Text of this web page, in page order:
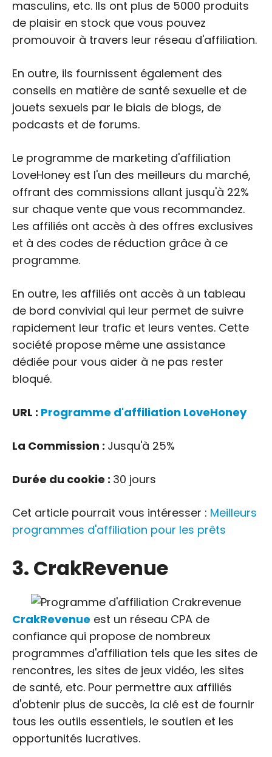
masculins, etc. Ils ont plus de 5000 produits
de plaisir en stock que vous pouvez
promouvoir à travers leur réseau d'affiliation.
En outre, ils fournissent également des
conseils en matière de santé sexuelle et de
jouets sexuels par le biais de blogs, de
podcasts et de forums.
Le programme de marketing d'affiliation
LoveHoney est l'un des meilleurs du marché,
offrant des commissions allant jusqu'à 22%
sur chaque vente que vous recommandez.
Les affiliés ont accès à des offres exclusives
et à des codes de réduction grâce à ce
programme.
En outre, les affiliés ont accès à un tableau
de bord convivial qui leur permet de suivre
rapidement leur trafic et leurs ventes. Cette
société propose même une assistance
dédiée pour vous aider à ne pas rester
bloqué.
URL : Programme d'affiliation LoveHoney
La Commission : Jusqu'à 25%
Durée du cookie : 30 jours
Cet article pourrait vous intéresser : Meilleurs
programmes d'affiliation pour les prêts
3. CrakRevenue
CrakRevenue est un réseau CPA de
confiance qui propose de nombreux
programmes d'affiliation tels que les sites de
rencontres, les sites de jeux vidéo, les sites
de santé, etc. Pour permettre aux affiliés
d'obtenir plus de succès, la clé est de fournir
tous les outils essentiels, le soutien et les
opportunités lucratives.